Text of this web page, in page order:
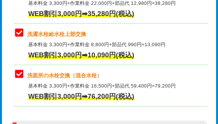
排水管工事（排水管工事/3ｍまで） 55,000円
排水管工事（追加 排水管工事/3ｍ超
え）
マス交換（土の掘削・埋め戻し作業）
マス交換（深さ50㎝未満）
マス交換（深さ50㎝以上）
その他部品の脱着
交換・取付（タンク）
交換・取付(単水栓（壁付・デッキ
式）)
交換・取付(混合水栓（壁付・デッキ
式・ワンホール）)
16,500円+材料費
基本料金 3,300円+作業料金 22,000円+部品代 12,980円=38,280円
WEB割引3,000円➡35,280円(税込)
洗濯水栓給水栓上部交換
基本料金 3,300円+作業料金 8,800円+部品代 990円=13,090円
WEB割引3,000円➡10,090円(税込)
洗面所の水栓交換（混合水栓）
基本料金 3,300円+作業料金 16,500円+部品代 59,400円=79,200円
WEB割引3,000円➡76,200円(税込)